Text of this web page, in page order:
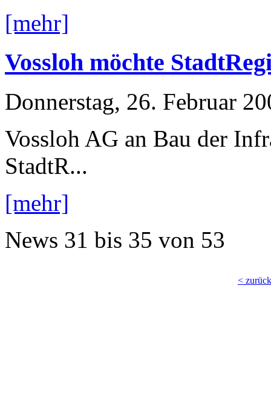
[mehr]
Vossloh möchte
Donnerstag, 26. Februar
Vossloh AG an Bau der
StadtR...
[mehr]
News 31 bis 35 von 53
< zurück